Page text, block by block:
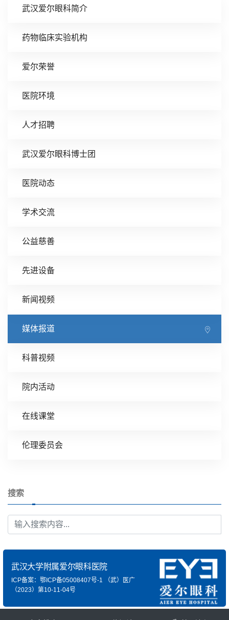
武汉爱尔眼科简介
药物临床实验机构
爱尔荣誉
医院环境
人才招聘
武汉爱尔眼科博士团
医院动态
学术交流
公益慈善
先进设备
新闻视频
媒体报道
科普视频
院内活动
在线课堂
伦理委员会
搜索
武汉大学附属爱尔眼科医院
ICP备案：鄂ICP备05008407号-1 （武）医广
（2023）第10-11-04号